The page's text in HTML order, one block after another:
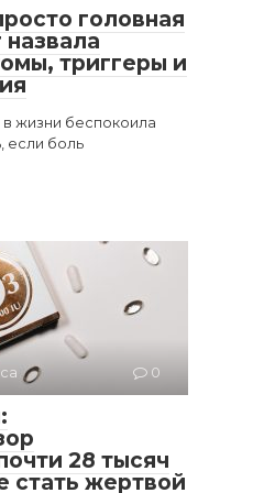
головная
триггеры и
в жизни беспокоила
если боль
0
28 тысяч
стать жертвой